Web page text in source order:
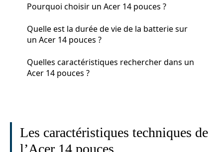
Pourquoi choisir un Acer 14 pouces ?
Quelle est la durée de vie de la batterie sur
un Acer 14 pouces ?
Quelles caractéristiques rechercher dans un
Acer 14 pouces ?
Les caractéristiques techniques de
l’Acer 14 pouces